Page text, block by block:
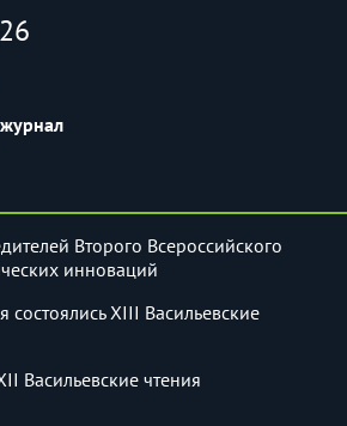
Второго Всероссийского
инноваций
XIII Васильевские
Васильевские чтения